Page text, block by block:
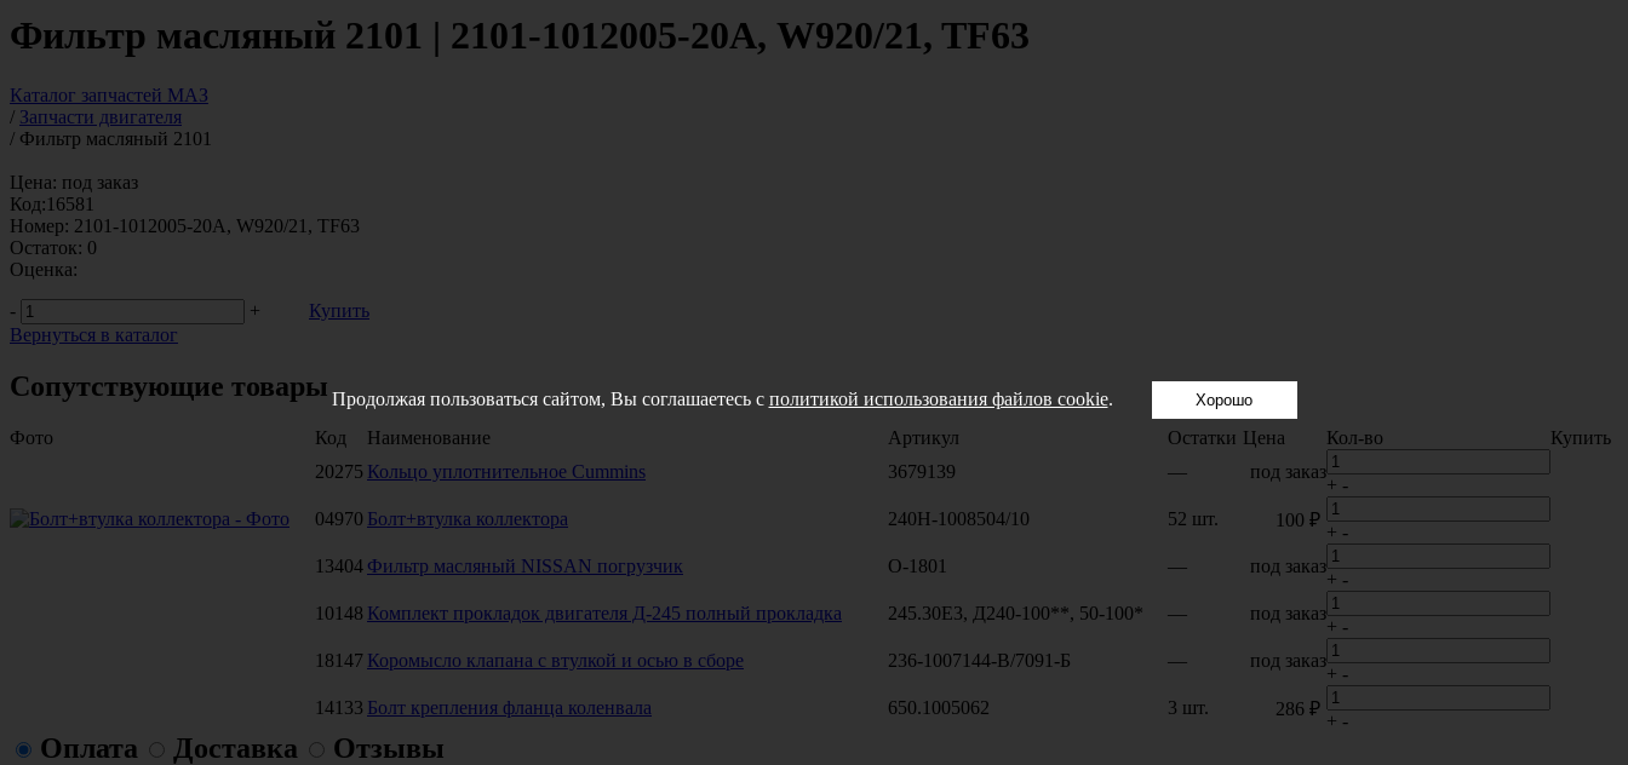
Фильтр масляный 2101 | 2101-1012005-20А, W920/21, TF63
Каталог запчастей МАЗ
/ Запчасти двигателя
/ Фильтр масляный 2101
Цена: под заказ
Код:16581
Номер: 2101-1012005-20А, W920/21, TF63
Остаток: 0
Оценка:
-
+
Купить
Вернуться в каталог
Сопутствующие товары
Фото Код Наименование Артикул Остатки Цена Кол-во
Купить
20275 Кольцо уплотнительное Cummins 3679139 — под заказ
+ -
04970 Болт+втулка коллектора 240Н-1008504/10 52 шт. 100 ₽
+ -
13404 Фильтр масляный NISSAN погрузчик O-1801 — под заказ
+ -
10148 Комплект прокладок двигателя Д-245 полный прокладка 245.30Е3, Д240-100**, 50-100* — под заказ
+ -
18147 Коромысло клапана с втулкой и осью в сборе 236-1007144-В/7091-Б — под заказ
+ -
14133 Болт крепления фланца коленвала 650.1005062 3 шт. 286 ₽
+ -
Оплата Доставка Отзывы
Продолжая пользоваться сайтом, Вы соглашаетесь с политикой использования файлов cookie. Хорошо